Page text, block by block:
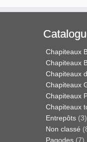
Chapiteaux
Chapiteaux
Chapiteaux
Chapiteaux
Chapiteaux
Chapiteaux
Entrepôts (3)
Non classé
Pagodes (7)